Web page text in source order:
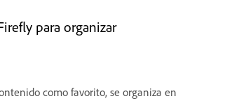
para organizar
como favorito, se organiza en